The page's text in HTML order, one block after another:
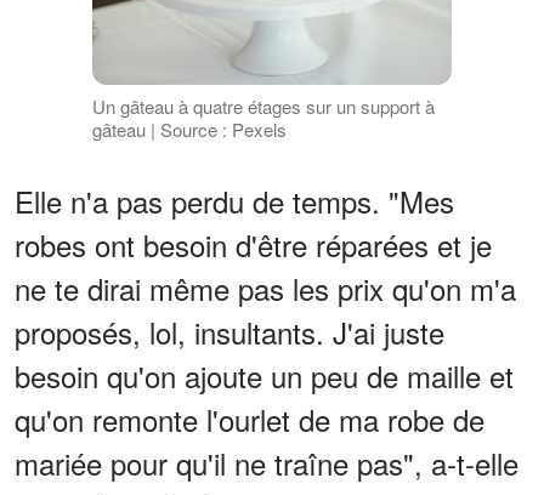
Un gâteau à quatre étages sur un support à
gâteau | Source : Pexels
Elle n'a pas perdu de temps. "Mes
robes ont besoin d'être réparées et je
ne te dirai même pas les prix qu'on m'a
proposés, lol, insultants. J'ai juste
besoin qu'on ajoute un peu de maille et
qu'on remonte l'ourlet de ma robe de
mariée pour qu'il ne traîne pas", a-t-elle